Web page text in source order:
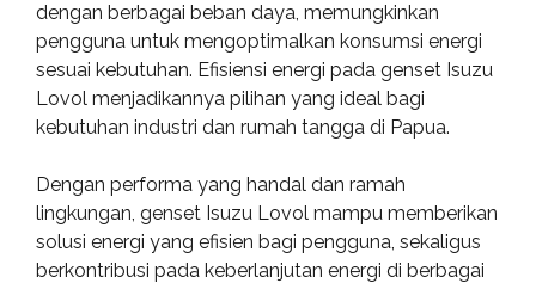
dengan berbagai beban daya, memungkinkan
pengguna untuk mengoptimalkan konsumsi energi
sesuai kebutuhan. Efisiensi energi pada genset Isuzu
Lovol menjadikannya pilihan yang ideal bagi
kebutuhan industri dan rumah tangga di Papua.
Dengan performa yang handal dan ramah
lingkungan, genset Isuzu Lovol mampu memberikan
solusi energi yang efisien bagi pengguna, sekaligus
berkontribusi pada keberlanjutan energi di berbagai